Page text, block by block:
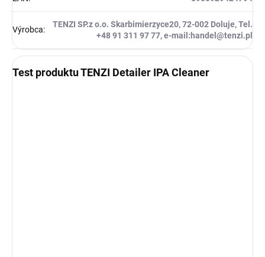
Výrobca:
TENZI SP.z o.o. Skarbimierzyce20, 72-002 Doluje, Tel.
+48 91 311 97 77, e-mail:handel@tenzi.pl
Test produktu TENZI Detailer IPA Cleaner